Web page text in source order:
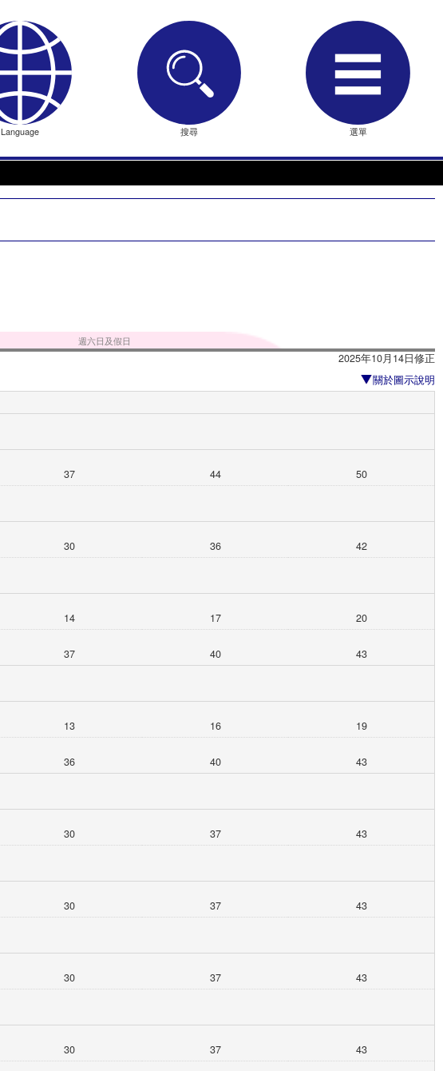
Language 搜尋 選單
週六日及假日
2025年10月14日修正
關於圖示說明
37 44 50
30 36 42
14 17 20
37 40 43
13 16 19
36 40 43
30 37 43
30 37 43
30 37 43
30 37 43